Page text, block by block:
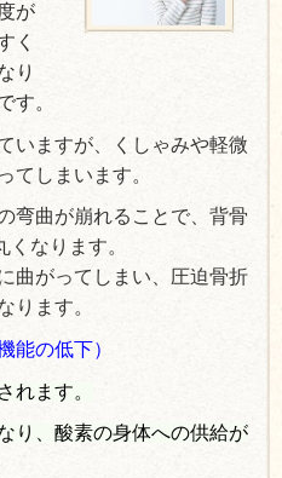
が
く
り
す。
いますが、くしゃみや軽微
てしまいます。
弯曲が崩れることで、背骨
なります。
曲がってしまい、圧迫骨折
ります。
能の低下）
れます。
り、酸素の身体への供給が